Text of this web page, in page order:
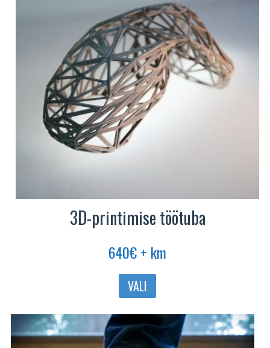
saab
teha
tootelehel.
3D-printimise töötuba
640€+ km
VALI
Sellel
mitu
varianti.